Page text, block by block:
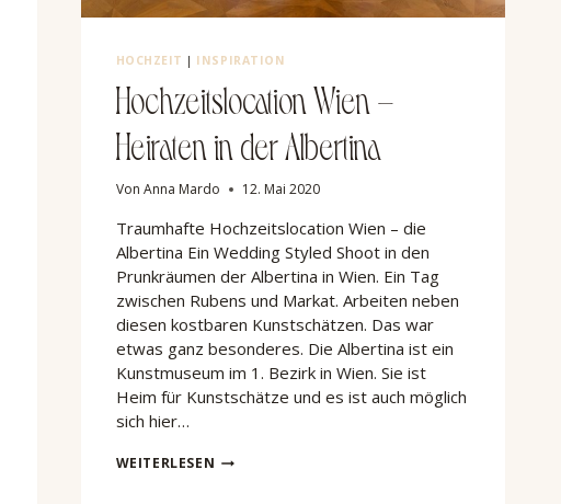
HOCHZEIT | INSPIRATION
Hochzeitslocation Wien –
Heiraten in der Albertina
Von Anna Mardo 12. Mai 2020
Traumhafte Hochzeitslocation Wien – die
Albertina Ein Wedding Styled Shoot in den
Prunkräumen der Albertina in Wien. Ein Tag
zwischen Rubens und Markat. Arbeiten neben
diesen kostbaren Kunstschätzen. Das war
etwas ganz besonderes. Die Albertina ist ein
Kunstmuseum im 1. Bezirk in Wien. Sie ist
Heim für Kunstschätze und es ist auch möglich
sich hier…
WEITERLESEN HOCHZEITSLOCATION